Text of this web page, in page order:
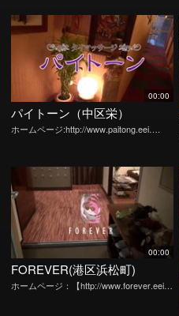
00:00
パイトーン（中区栄）
ホームページ:http://www.paitong.eei….
00:00
FOREVER(港区浜松町)
ホームページ：【http://www.forever.eei…